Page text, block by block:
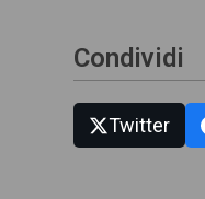
Condividi
Twitter